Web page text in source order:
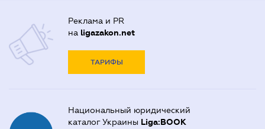
Реклама и PR
на ligazakon.net
ТАРИФЫ
Национальный юридический
каталог Украины Liga:BOOK